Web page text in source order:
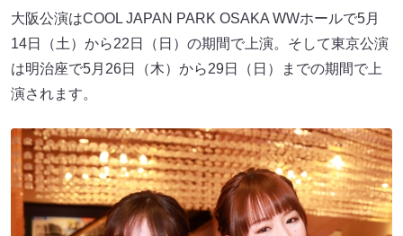
大阪公演はCOOL JAPAN PARK OSAKA WWホールで5月
14日（土）から22日（日）の期間で上演。そして東京公演
は明治座で5月26日（木）から29日（日）までの期間で上
演されます。